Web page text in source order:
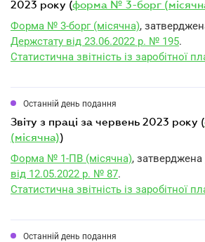
2023 року (форма № 3-борг
Форма № 3-борг (місячна),
Держстату від 23.06.2022 р. № 195.
Статистична звітність із заробітної
Останній день подання
звіту з праці за червень 2023 року (
(місячна))
Форма № 1-ПВ (місячна), затверджена
від 12.05.2022 р. № 87.
Статистична звітність із заробітної
Останній день подання